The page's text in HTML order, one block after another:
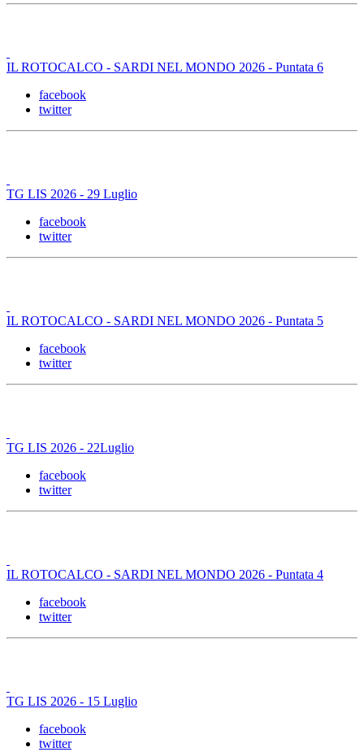
IL ROTOCALCO - SARDI NEL MONDO 2026 - Puntata 6
facebook
twitter
TG LIS 2026 - 29 Luglio
facebook
twitter
IL ROTOCALCO - SARDI NEL MONDO 2026 - Puntata 5
facebook
twitter
TG LIS 2026 - 22Luglio
facebook
twitter
IL ROTOCALCO - SARDI NEL MONDO 2026 - Puntata 4
facebook
twitter
TG LIS 2026 - 15 Luglio
facebook
twitter